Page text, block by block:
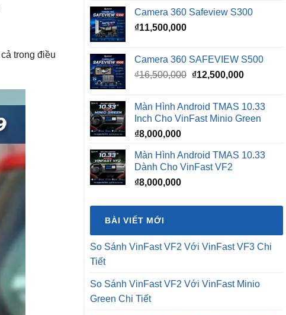
trong điều
Camera 360 Safeview S300
₫11,500,000
Camera 360 SAFEVIEW S500
₫16,500,000 Giá
₫16,500,000.
₫12,500,000Giá
là:
Màn Hình Android TMAS 10.33
Inch Cho VinFast Minio Green
₫8,000,000
Màn Hình Android TMAS 10.33
Dành Cho VinFast VF2
₫8,000,000
BÀI VIẾT MỚI
So Sánh VinFast VF2 Với VinFast VF3 Chi
Tiết
So Sánh VinFast VF2 Với VinFast Minio
Green Chi Tiết